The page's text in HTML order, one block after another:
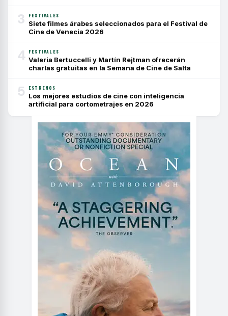
3 FESTIVALES
Siete filmes árabes seleccionados para el Festival de
Cine de Venecia 2026
4 FESTIVALES
Valeria Bertuccelli y Martín Rejtman ofrecerán
charlas gratuitas en la Semana de Cine de Salta
5 ESTRENOS
Los mejores estudios de cine con inteligencia
artificial para cortometrajes en 2026